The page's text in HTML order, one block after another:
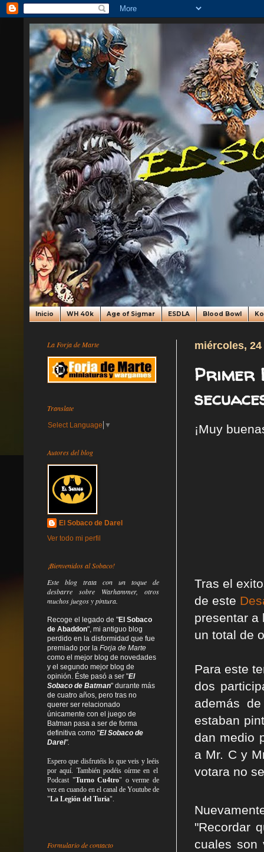
Inicio WH 40k Age of Sigmar ESDLA Blood Bowl
miércoles,
Primer
¡Muy
Tras el
de este
presentar a
un total de
Para este
dos
además
estaban
dan medio
a Mr. C y
votara no
"Recordar
cuales son
La Forja de Marte
Translate
Select Language ▼
Autores del blog
El Sobaco de Darel
Ver todo mi perfil
¡Bienvenidos al Sobaco!
Este blog trata con un toque de
desbarre sobre Warhammer, otros
muchos juegos y pintura.
Recoge el legado de "El Sobaco
de Abaddon", mi antiguo blog
perdido en la disformidad que fue
premiado por la Forja de Marte
como el mejor blog de novedades
y el segundo mejor blog de
opinión. Éste pasó a ser "El
Sobaco de Batman" durante más
de cuatro años, pero tras no
querer ser relacionado
únicamente con el juego de
Batman pasa a ser de forma
definitiva como "El Sobaco de
Darel".
Espero que disfrutéis lo queveis yleéis
por aquí. También podéis oírme en el
Podcast "Turno Cu4tro" o verme de
vez en cuando en el canal de Youtube de
"La Legión del Turia".
Formulario de contacto